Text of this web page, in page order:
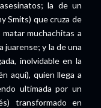
la de un
Smits) que cruza de
muchachitas a
juarense; y la de una
inolvidable en la
aquí), quien llega a
ultimada por un
transformado en